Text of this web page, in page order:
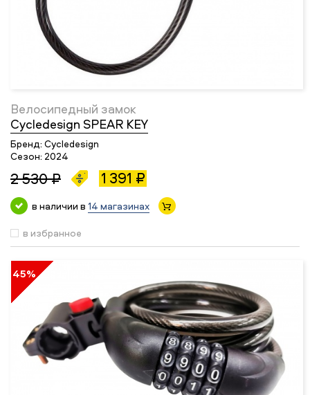
Велосипедный замок
Cycledesign SPEAR KEY
Бренд: Cycledesign
Сезон: 2024
2 530 ₽ 1 391 ₽
в наличии в 14 магазинах
в избранное
45%